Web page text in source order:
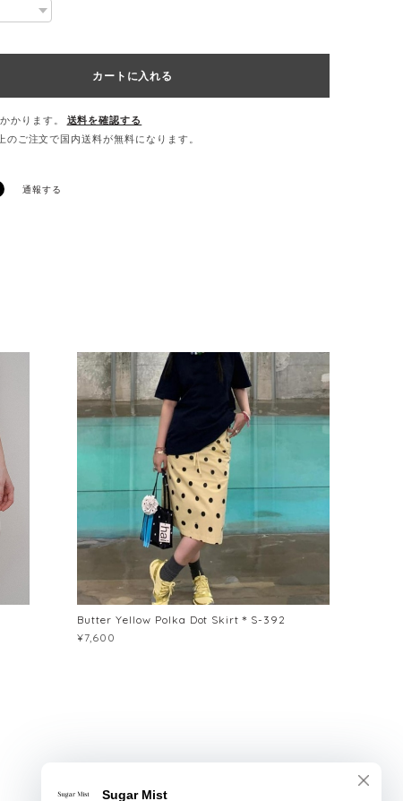
カートに入れる
かります。
送料を確認する
ご注文で国内送料が無料になります。
通報する
Butter Yellow Polka Dot Skirt＊S-392
¥7,600